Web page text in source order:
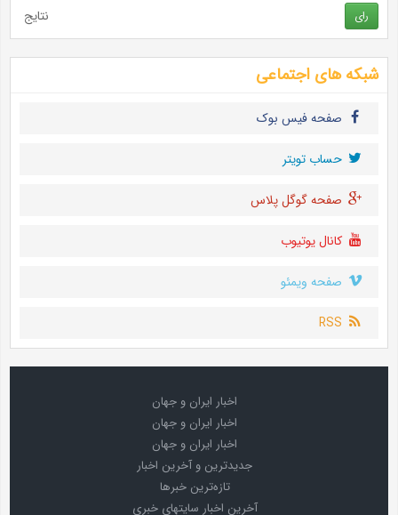
رای نتایج
شبکه های اجتماعی
صفحه فیس بوک
حساب تويتر
صفحه گوگل پلاس
کانال یوتیوب
صفحه ویمئو
RSS
اخبار ایران و جهان
اخبار ایران و جهان
اخبار ایران و جهان
جدیدترین و آخرین اخبار
تازه‌ترین خبرها
آخرین اخبار سایتهای خبری